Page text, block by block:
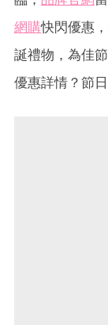
網購快閃優惠
誕禮物，為佳
優惠詳情？節